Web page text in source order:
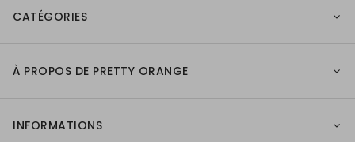
CATÉGORIES
À PROPOS DE PRETTY ORANGE
INFORMATIONS